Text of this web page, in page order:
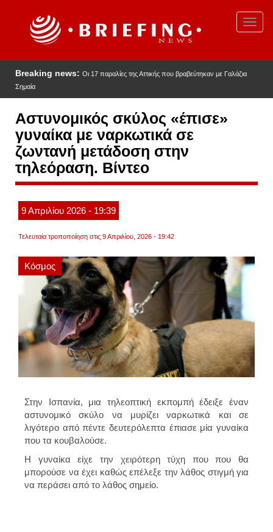
Breaking news: Οι 17 παραλίες της Αττικής που βραβεύτηκαν με Γαλάζια
Σημαία
Αστυνομικός σκύλος «έπισε»
γυναίκα με ναρκωτικά σε
ζωντανή μετάδοση στην
τηλεόραση. Βίντεο
9Απριλίου 2026 - 19:39
Τελευταία τροποποίηση στις 9 Απριλίου, 2026 - 19:42
Κόσμος
Στην Ισπανία, μια τηλεοπτική εκπομπή έδειξε έναν
αστυνομικό σκύλο να μυρίζει ναρκωτικά και σε
λιγότερο από πέντε δευτερόλεπτα έπιασε μία γυναίκα
που τα κουβαλούσε.
Η γυναίκα είχε την χειρότερη τύχη που που θα
μπορούσε να έχει καθώς επέλεξε την λάθος στιγμή για
να περάσει από το λάθος σημείο.